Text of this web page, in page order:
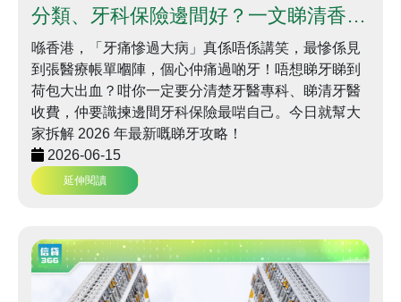
分類、牙科保險邊間好？一文睇清香港
睇牙全攻略 | 信貸366
喺香港，「牙痛慘過大病」真係唔係講笑，最慘係見
到張醫療帳單嗰陣，個心仲痛過啲牙！唔想睇牙睇到
荷包大出血？咁你一定要分清楚牙醫專科、睇清牙醫
收費，仲要識揀邊間牙科保險最啱自己。今日就幫大
家拆解 2026 年最新嘅睇牙攻略！
2026-06-15
延伸閱讀